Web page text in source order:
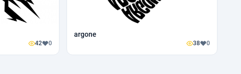
42 0
argone
38 0